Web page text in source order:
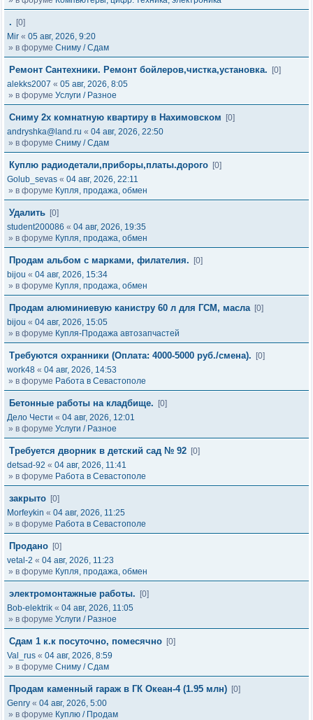
.
[0]
Mir « 05 авг, 2026, 9:20
» в форуме Сниму / Сдам
Ремонт Сантехники. Ремонт бойлеров,чистка,установка.
[0]
alekks2007 « 05 авг, 2026, 8:05
» в форуме Услуги / Разное
Сниму 2х комнатную квартиру в Нахимовском
[0]
andryshka@land.ru « 04 авг, 2026, 22:50
» в форуме Сниму / Сдам
Куплю радиодетали,приборы,платы.дорого [0]
Golub_sevas « 04 авг, 2026, 22:11
» в форуме Купля, продажа, обмен
Удалить [0]
student200086 « 04 авг, 2026, 19:35
» в форуме Купля, продажа, обмен
Продам альбом с марками, филателия.
[0]
bijou « 04 авг, 2026, 15:34
» в форуме Купля, продажа, обмен
Продам алюминиевую канистру 60 л для ГСМ, масла [0]
bijou « 04 авг, 2026, 15:05
» в форуме Купля-Продажа автозапчастей
Требуются охранники (Оплата: 4000-5000 руб./смена).
[0]
work48 « 04 авг, 2026, 14:53
» в форуме Работа в Севастополе
Бетонные работы на кладбище.
[0]
Дело Чести « 04 авг, 2026, 12:01
» в форуме Услуги / Разное
Требуется дворник в детский сад № 92 [0]
detsad-92 « 04 авг, 2026, 11:41
» в форуме Работа в Севастополе
закрыто [0]
Morfeykin « 04 авг, 2026, 11:25
» в форуме Работа в Севастополе
Продано [0]
vetal-2 « 04 авг, 2026, 11:23
» в форуме Купля, продажа, обмен
электромонтажные работы.
[0]
Bob-elektrik « 04 авг, 2026, 11:05
» в форуме Услуги / Разное
Сдам 1 к.к посуточно, помесячно [0]
Val_rus « 04 авг, 2026, 8:59
» в форуме Сниму / Сдам
Продам каменный гараж в ГК Океан-4 (1.95 млн) [0]
Genry « 04 авг, 2026, 5:00
» в форуме Куплю / Продам